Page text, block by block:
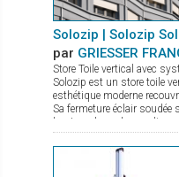
Solozip | Solozip
par GRIESSER
Store Toile vertical avec
Solozip est un store toile
esthétique moderne
Sa fermeture éclair
hauteur dans des
vents allant jusqu'à 92km/
ainsi parfaitement tendue,